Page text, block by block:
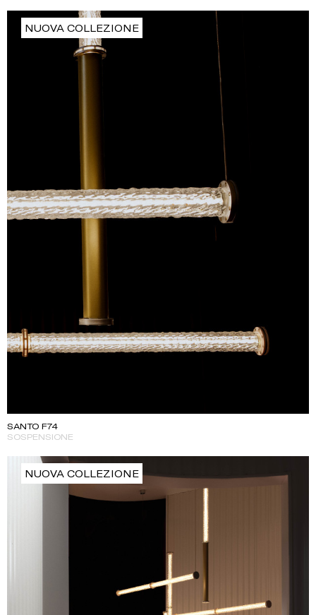
NUOVA COLLEZIONE
SANTO F74
SOSPENSIONE
NUOVA COLLEZIONE